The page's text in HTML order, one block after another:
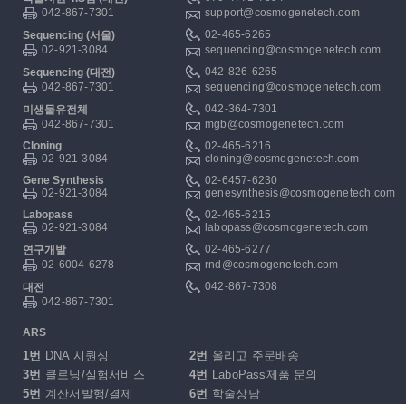
042-867-7301
support@cosmogenetech.com
Sequencing (서울)
02-465-6265
02-921-3084
sequencing@cosmogenetech.com
Sequencing (대전)
042-826-6265
042-867-7301
sequencing@cosmogenetech.com
미생물유전체
042-364-7301
042-867-7301
mgb@cosmogenetech.com
Cloning
02-465-6216
02-921-3084
cloning@cosmogenetech.com
Gene Synthesis
02-6457-6230
02-921-3084
genesynthesis@cosmogenetech.com
Labopass
02-465-6215
02-921-3084
labopass@cosmogenetech.com
연구개발
02-465-6277
02-6004-6278
rnd@cosmogenetech.com
대전
042-867-7308
042-867-7301
ARS
1번 DNA 시퀀싱 2번 올리고 주문배송
3번 클로닝/실험서비스 4번
LaboPass제품 문의
5번 계산서발행/결제 6번 학술상담